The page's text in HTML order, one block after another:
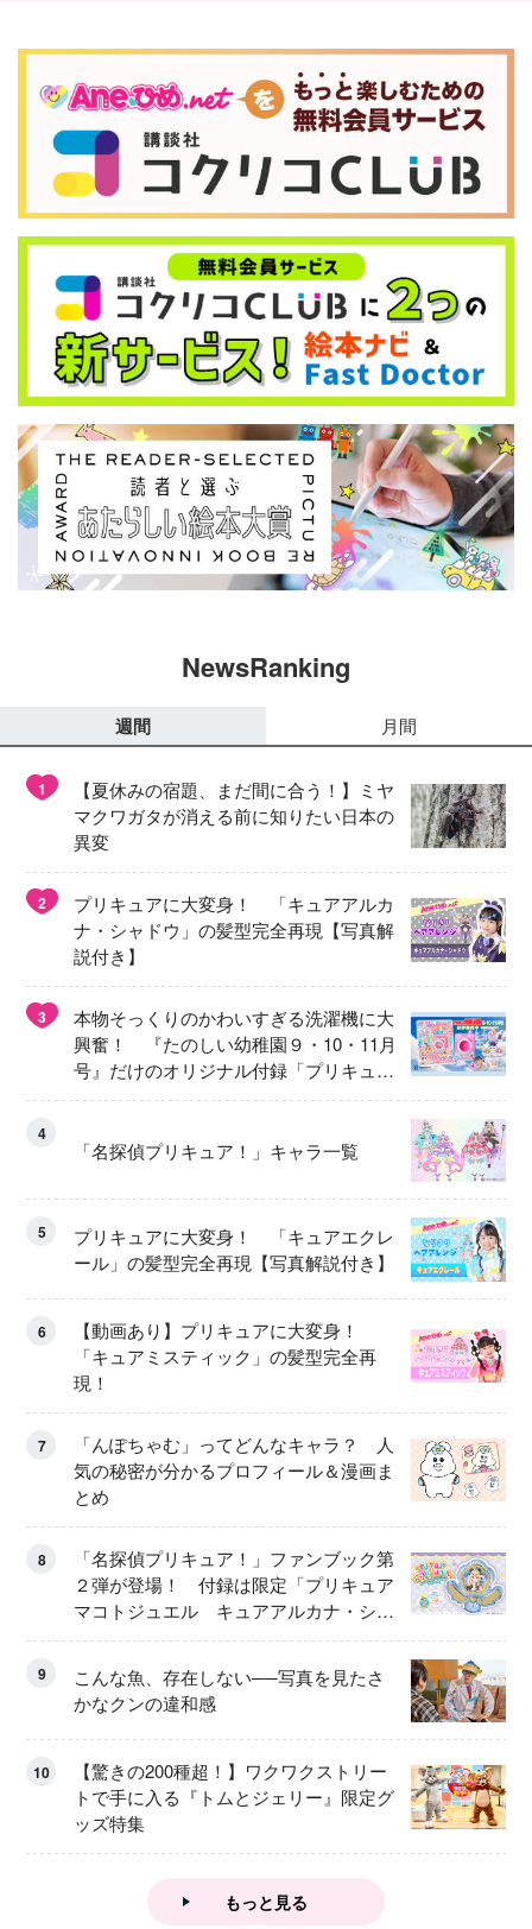
NewsRanking
週間 月間
1
【夏休みの宿題、まだ間に合う！】ミヤ
マクワガタが消える前に知りたい日本の
異変
2
プリキュアに大変身！ 「キュアアルカ
ナ・シャドウ」の髪型完全再現【写真解
説付き】
3
本物そっくりのかわいすぎる洗濯機に大
興奮！ 『たのしい幼稚園９・10・11月
号』だけのオリジナル付録「プリキュ
ア くるくるせんたくき」
4
「名探偵プリキュア！」キャラ一覧
5
プリキュアに大変身！ 「キュアエクレ
ール」の髪型完全再現【写真解説付き】
6
【動画あり】プリキュアに大変身！
「キュアミスティック」の髪型完全再
現！
7
「んぽちゃむ」ってどんなキャラ？ 人
気の秘密が分かるプロフィール＆漫画ま
とめ
8
「名探偵プリキュア！」ファンブック第
２弾が登場！ 付録は限定「プリキュア
マコトジュエル キュアアルカナ・シャ
ドウ アイスver.」 キュアエクレールを
9
こんな魚、存在しない──写真を見たさ
かなクンの違和感
10
【驚きの200種超！】ワクワクストリー
トで手に入る『トムとジェリー』限定グ
ッズ特集
もっと見る